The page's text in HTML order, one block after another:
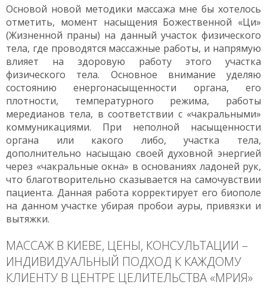
Основой новой методики массажа мне бы хотелось
отметить, момент насыщения Божественной «Ци»
(Жизненной праны) на данный участок физического
тела, где проводятся массажные работы, и напрямую
влияет на здоровую работу этого участка
физического тела. Основное внимание уделяю
состоянию енергонасыщенности органа, его
плотности, температурного режима, работы
мередианов тела, в соответствии с «чакральными»
коммуникациями. При неполной насыщенности
органа или какого либо, участка тела,
дополнительно насыщаю своей духовной энергией
через «чакральные окна» в основаниях ладоней рук,
что благотворительно сказывается на самочувствии
пациента. Данная работа корректирует его биополе
на данном участке убирая пробои ауры, привязки и
вытяжки.
МАССАЖ В КИЕВЕ, ЦЕНЫ, КОНСУЛЬТАЦИИ –
ИНДИВИДУАЛЬНЫЙ ПОДХОД К КАЖДОМУ
КЛИЕНТУ В ЦЕНТРЕ ЦЕЛИТЕЛЬСТВА «МРИЯ»